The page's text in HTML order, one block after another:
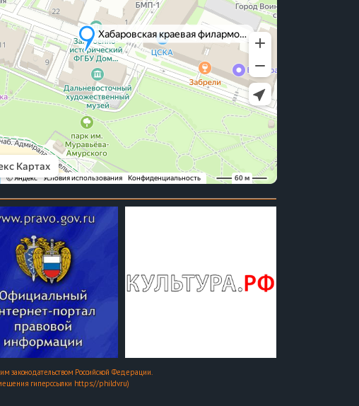
законодательством Российской Федерации.
гиперссылки https://phildv.ru)